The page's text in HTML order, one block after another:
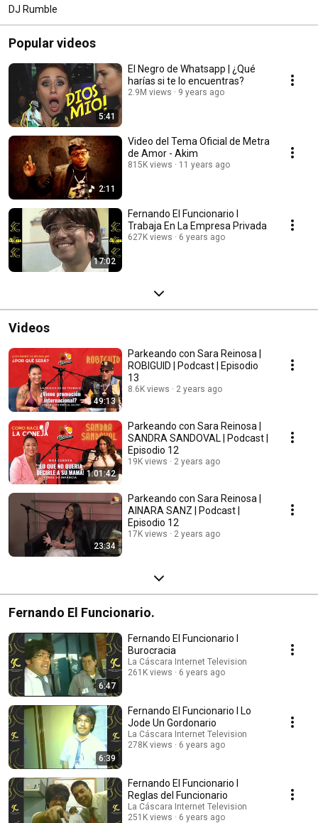
DJ Rumble
Popular videos
5:41
El Negro de Whatsapp | ¿Qué
harías si te lo encuentras?
2.9M views 9 years ago
2:11
Video del Tema Oficial de Metra
de Amor - Akim
815K views 11 years ago
17:02
Fernando El Funcionario I
Trabaja En La Empresa Privada
627K views 6 years ago
Videos
49:13
Parkeando con Sara Reinosa |
ROBIGUID | Podcast | Episodio
13
8.6K views 2 years ago
1:01:42
Parkeando con Sara Reinosa |
SANDRA SANDOVAL | Podcast |
Episodio 12
19K views 2 years ago
23:34
Parkeando con Sara Reinosa |
AINARA SANZ | Podcast |
Episodio 12
17K views 2 years ago
Fernando El Funcionario.
6:47
Fernando El Funcionario I
Burocracia
La Cáscara Internet Television
261K views
6 years ago
6:39
Fernando El Funcionario I Lo
Jode Un Gordonario
La Cáscara Internet Television
278K views
6 years ago
Fernando El Funcionario I
Reglas del Funcionario
La Cáscara Internet Television
251K views
6 years ago